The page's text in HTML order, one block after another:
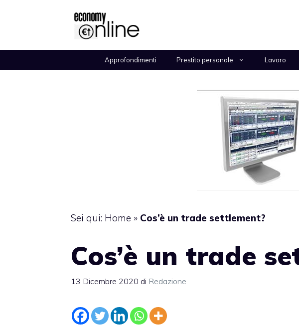
Approfondimenti Prestito personale Lavoro
Sei qui: Home » Cos’è un trade settlement?
Cos’è un trade
13 Dicembre 2020 di Redazione